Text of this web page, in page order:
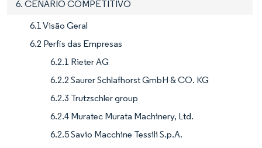
6. CENÁRIO COMPETITIVO
6.1 Visão Geral
6.2 Perfis das Empresas
6.2.1 Rieter AG
6.2.2 Saurer Schlafhorst GmbH & CO. KG
6.2.3 Trutzschler group
6.2.4 Muratec Murata Machinery, Ltd.
6.2.5 Savio Macchine Tessili S.p.A.